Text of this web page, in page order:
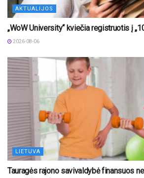
AKTUALIJOS
„WoW University“ kviečia registruotis į
2026-08-06
LIETUVA
Tauragės rajono savivaldybė finansuos